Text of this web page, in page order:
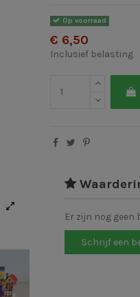
Op voorraad
€ 6,50
Inclusief belasting
Er zijn nog geen
Schrijf een